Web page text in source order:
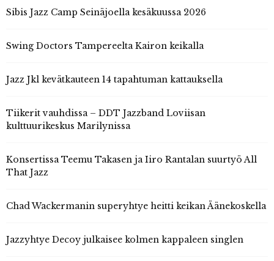
Sibis Jazz Camp Seinäjoella kesäkuussa 2026
Swing Doctors Tampereelta Kairon keikalla
Jazz Jkl kevätkauteen 14 tapahtuman kattauksella
Tiikerit vauhdissa – DDT Jazzband Loviisan
kulttuurikeskus Marilynissa
Konsertissa Teemu Takasen ja Iiro Rantalan suurtyö All
That Jazz
Chad Wackermanin superyhtye heitti keikan Äänekoskella
Jazzyhtye Decoy julkaisee kolmen kappaleen singlen